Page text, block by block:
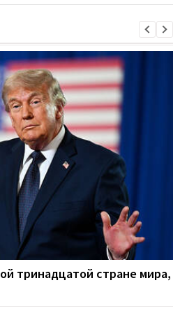
тринадцатой стране мира,